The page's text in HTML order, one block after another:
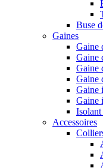
Buse
Gaines
Gaine
Gaine
Gaine
Gaine
Gaine
Gaine
Isolant
Accessoires